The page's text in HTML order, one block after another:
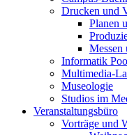
Drucken und
Planen
Messen
Informatik
Multimedia-
Museologie
Studios im
Veranstaltungsbüro
Vorträge und